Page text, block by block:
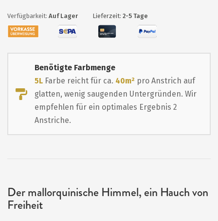
Auf Lager Lieferzeit: 2-5 Tage
Benötigte Farbmenge
5L Farbe reicht für ca. 40m² pro Anstrich auf
glatten, wenig saugenden Untergründen. Wir
empfehlen für ein optimales Ergebnis 2
Anstriche.
Der mallorquinische Himmel, ein Hauch von
Freiheit